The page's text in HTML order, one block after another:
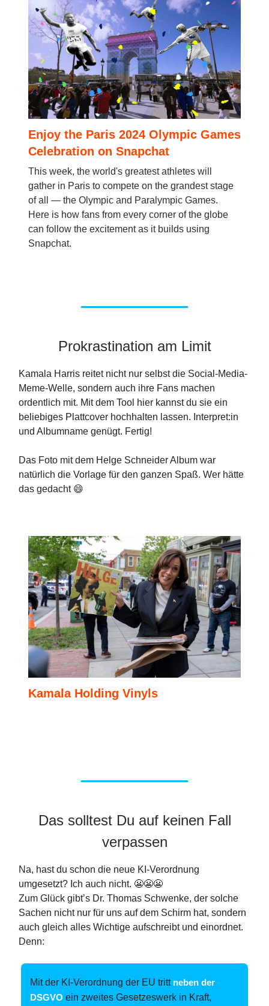
Enjoy the Paris 2024 Olympic Games
Celebration on Snapchat
This week, the world's greatest athletes will
gather in Paris to compete on the grandest stage
of all — the Olympic and Paralympic Games.
Here is how fans from every corner of the globe
can follow the excitement as it builds using
Snapchat.
Prokrastination am Limit
Kamala Harris reitet nicht nur selbst die Social-Media-
Meme-Welle, sondern auch ihre Fans machen
ordentlich mit. Mit dem Tool hier kannst du sie ein
beliebiges Plattcover hochhalten lassen. Interpret:in
und Albumname genügt. Fertig!
Das Foto mit dem Helge Schneider Album war
natürlich die Vorlage für den ganzen Spaß. Wer hätte
das gedacht 😄
Kamala Holding Vinyls
Das solltest Du auf keinen Fall
verpassen
Na, hast du schon die neue KI-Verordnung
umgesetzt? Ich auch nicht. 😬😬😬
Zum Glück gibt’s Dr. Thomas Schwenke, der solche
Sachen nicht nur für uns auf dem Schirm hat, sondern
auch gleich alles Wichtige aufschreibt und einordnet.
Denn:
Mit der KI-Verordnung der EU tritt neben der
DSGVO ein zweites Gesetzeswerk in Kraft,